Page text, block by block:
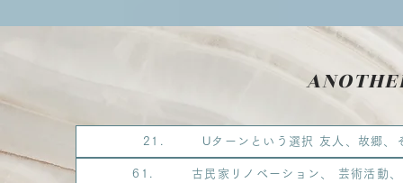
21. Uターンという選択 友人、故郷、そ
61. 古民家リノベーション、 芸術活動、